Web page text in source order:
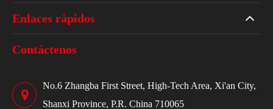
Enlaces rápidos
Contáctenos
No.6 Zhangba First Street, High-Tech Area, Xi'an City,
Shanxi Province, P.R. China 710065